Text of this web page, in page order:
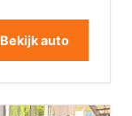
Bekijk auto